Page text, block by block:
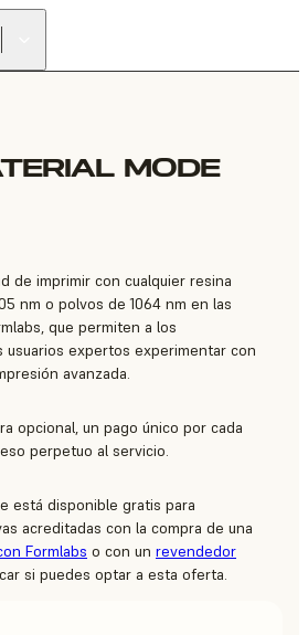
MODE
de imprimir con cualquier resina
nm o polvos de 1064 nm en las
que permiten a los
usuarios expertos experimentar con
avanzada.
opcional, un pago único por cada
perpetuo al servicio.
está disponible gratis para
acreditadas con la compra de una
Formlabs o con un revendedor
si puedes optar a esta oferta.